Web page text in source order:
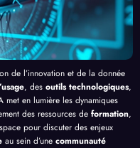
de l’innovation et de la donnée
, des outils technologiques,
met en lumière les dynamiques
des ressources de formation,
pour discuter des enjeux
au sein d’une communauté